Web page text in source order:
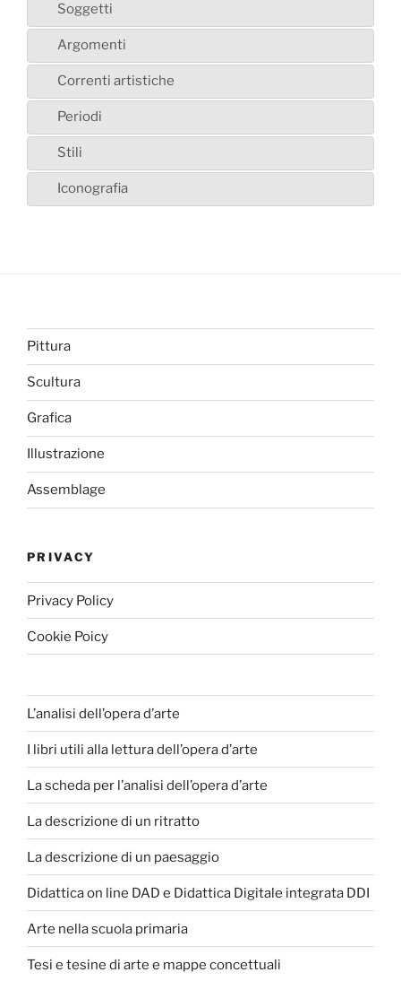
Soggetti
Argomenti
Correnti artistiche
Periodi
Stili
Iconografia
Pittura
Scultura
Grafica
Illustrazione
Assemblage
PRIVACY
Privacy Policy
Cookie Poicy
L’analisi dell’opera d’arte
I libri utili alla lettura dell’opera d’arte
La scheda per l’analisi dell’opera d’arte
La descrizione di un ritratto
La descrizione di un paesaggio
Didattica on line DAD e Didattica Digitale integrata DDI
Arte nella scuola primaria
Tesi e tesine di arte e mappe concettuali